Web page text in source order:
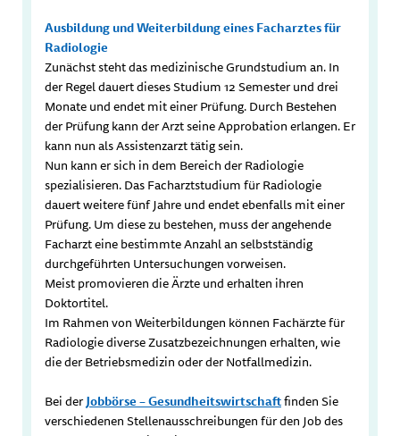
Ausbildung und Weiterbildung eines Facharztes für
Radiologie
Zunächst steht das medizinische Grundstudium an. In
der Regel dauert dieses Studium 12 Semester und drei
Monate und endet mit einer Prüfung. Durch Bestehen
der Prüfung kann der Arzt seine Approbation erlangen. Er
kann nun als Assistenzarzt tätig sein.
Nun kann er sich in dem Bereich der Radiologie
spezialisieren. Das Facharztstudium für Radiologie
dauert weitere fünf Jahre und endet ebenfalls mit einer
Prüfung. Um diese zu bestehen, muss der angehende
Facharzt eine bestimmte Anzahl an selbstständig
durchgeführten Untersuchungen vorweisen.
Meist promovieren die Ärzte und erhalten ihren
Doktortitel.
Im Rahmen von Weiterbildungen können Fachärzte für
Radiologie diverse Zusatzbezeichnungen erhalten, wie
die der Betriebsmedizin oder der Notfallmedizin.
Bei derJobbörse – Gesundheitswirtschaftfinden Sie
verschiedenen Stellenausschreibungen für den Job des